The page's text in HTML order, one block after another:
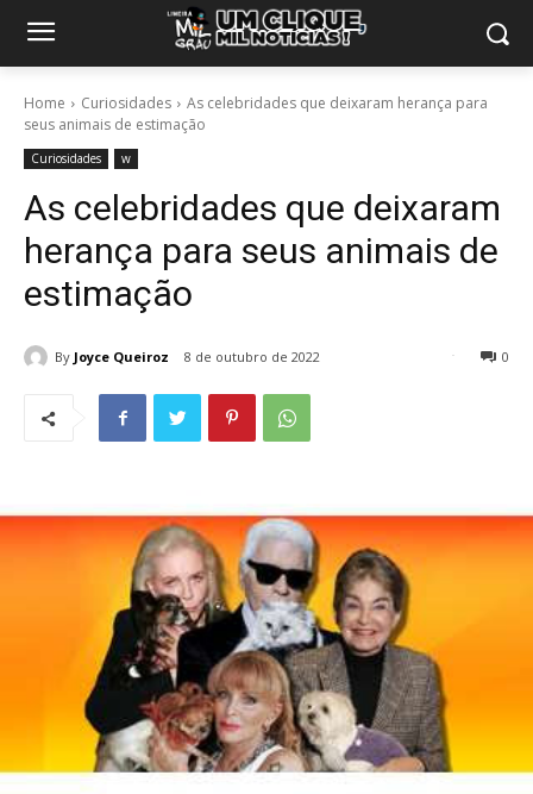
Home Curiosidades
As celebridades que deixaram herança para
seus animais de estimação
Curiosidades w
As celebridades que deixaram
herança para seus animais de
estimação
By Joyce Queiroz 8 de outubro de 2022 0